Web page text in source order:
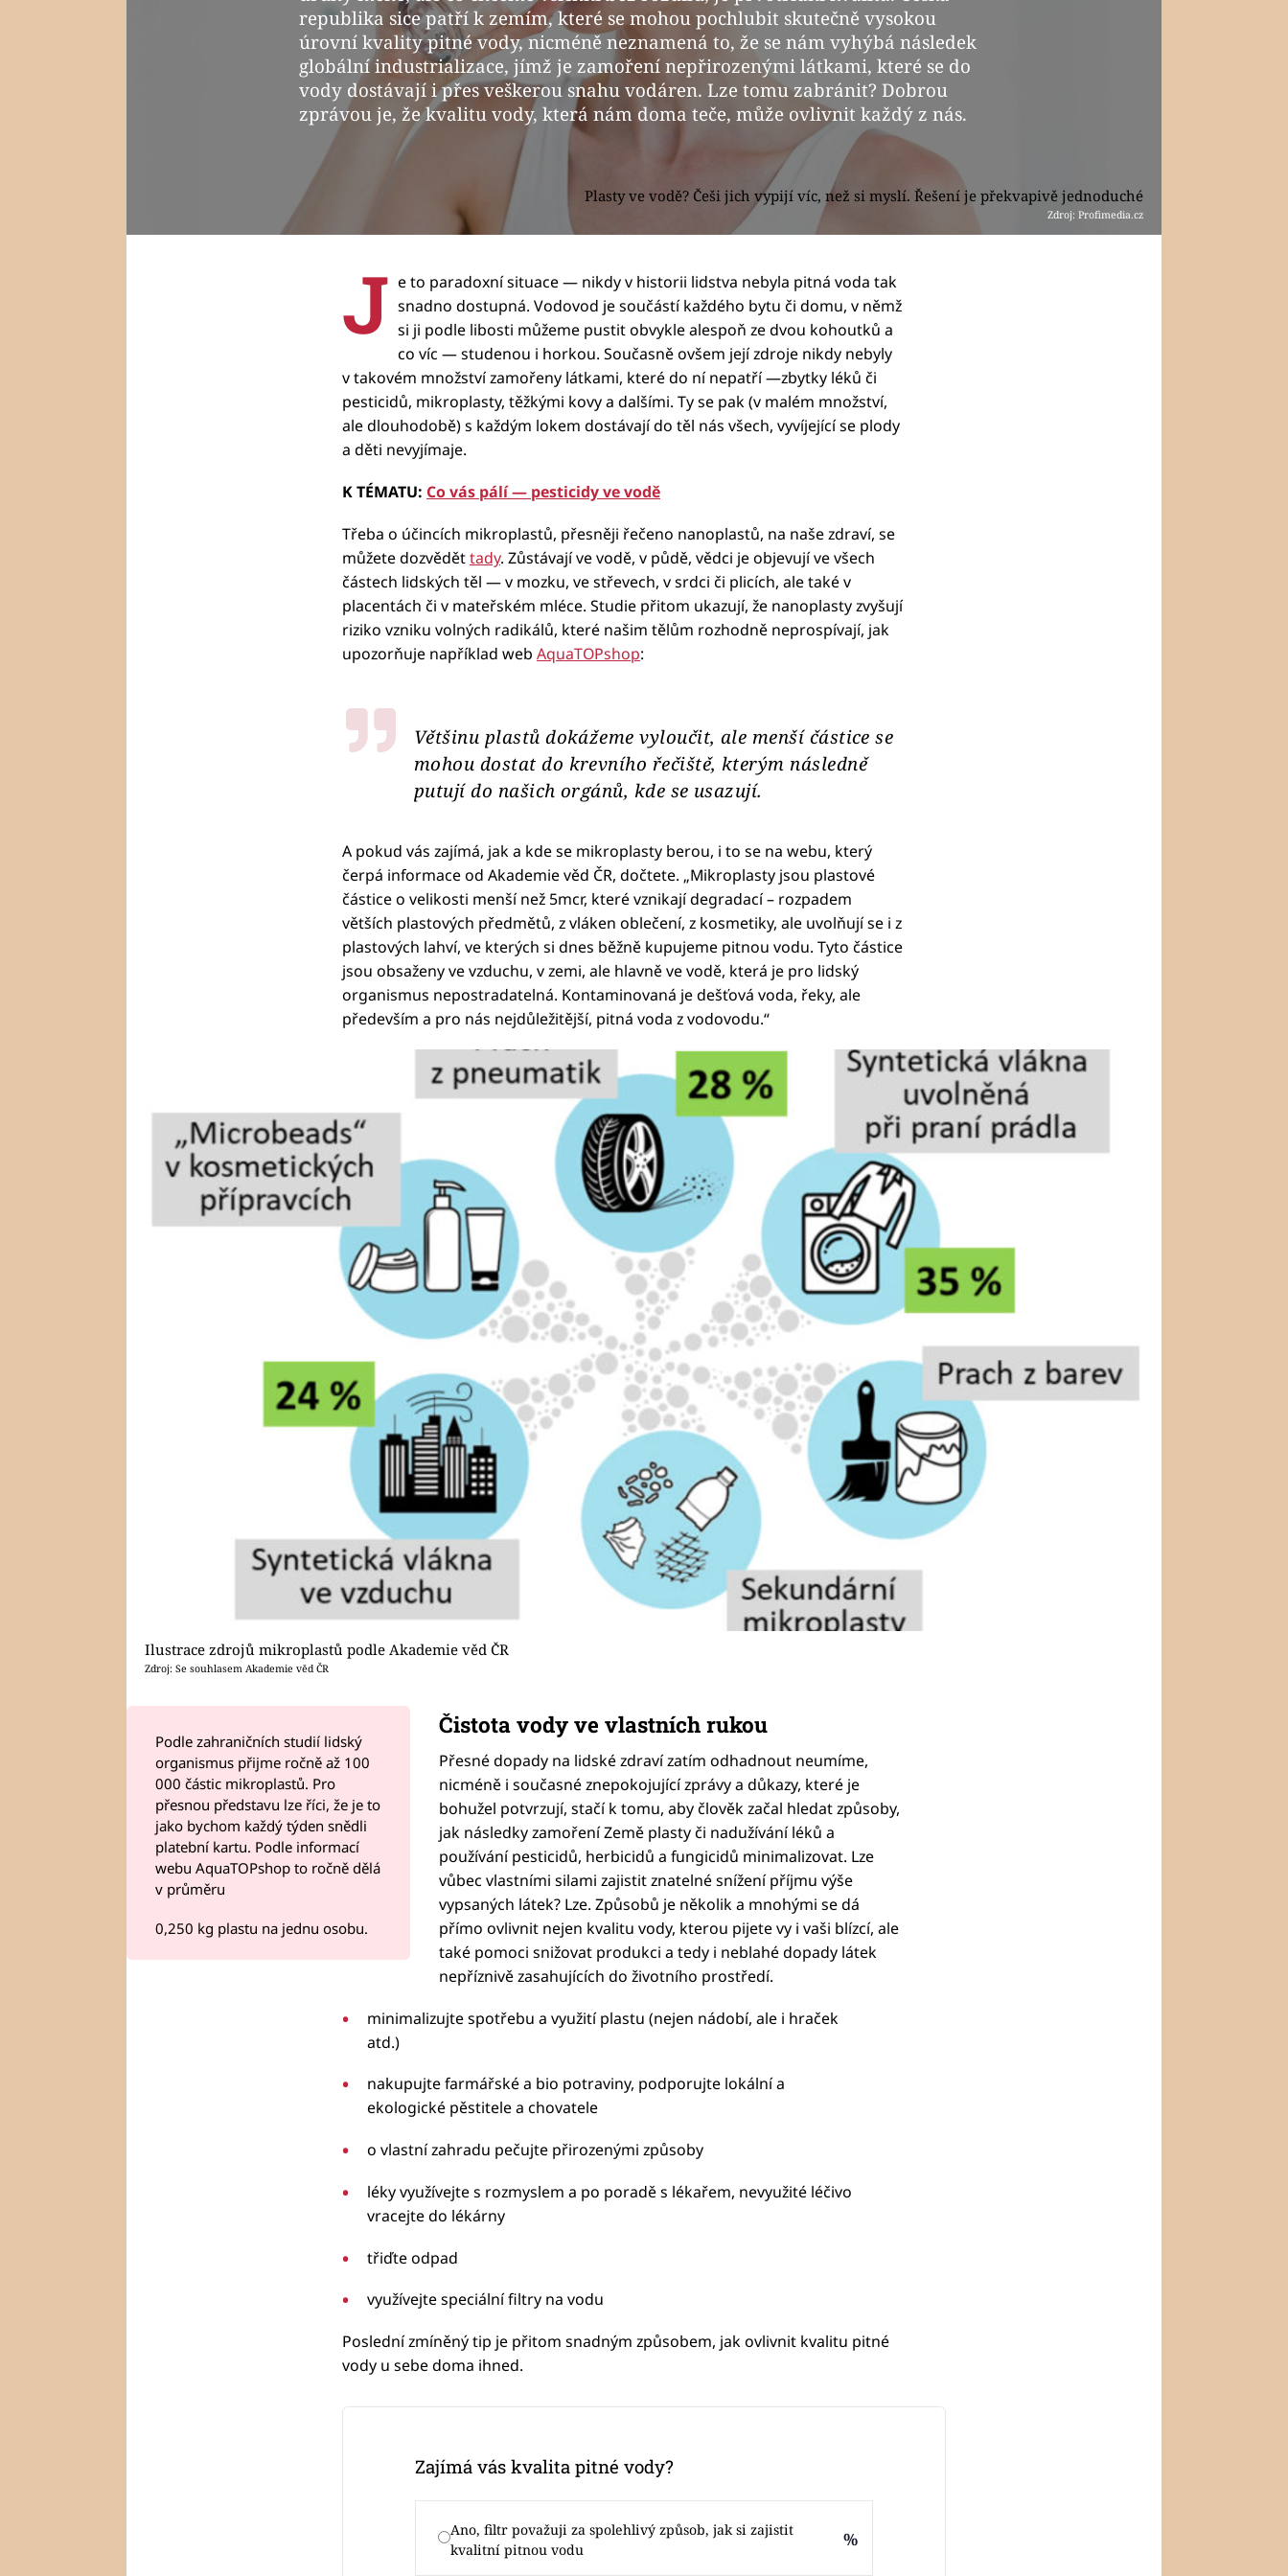
Plasty ve vodě? Češi jich vypijí víc, než si myslí. Řešení je překvapivě jednoduché
Zdroj: Profimedia.cz
republika sice patří k zemím, které se mohou pochlubit skutečně vysokou
úrovní kvality pitné vody, nicméně neznamená to, že se nám vyhýbá následek
globální industrializace, jímž je zamoření nepřirozenými látkami, které se do
vody dostávají i přes veškerou snahu vodáren. Lze tomu zabránit? Dobrou
zprávou je, že kvalitu vody, která nám doma teče, může ovlivnit každý z nás.
J e to paradoxní situace — nikdy v historii lidstva nebyla pitná voda tak
snadno dostupná. Vodovod je součástí každého bytu či domu, v němž
si ji podle libosti můžeme pustit obvykle alespoň ze dvou kohoutků a
co víc — studenou i horkou. Současně ovšem její zdroje nikdy nebyly
v takovém množství zamořeny látkami, které do ní nepatří —zbytky léků či
pesticidů, mikroplasty, těžkými kovy a dalšími. Ty se pak (v malém množství,
ale dlouhodobě) s každým lokem dostávají do těl nás všech, vyvíjející se plody
a děti nevyjímaje.
K TÉMATU: Co vás pálí — pesticidy ve vodě
Třeba o účincích mikroplastů, přesněji řečeno nanoplastů, na naše zdraví, se
můžete dozvěděttady. Zůstávají ve vodě, v půdě, vědci je objevují ve všech
částech lidských těl — v mozku, ve střevech, v srdci či plicích, ale také v
placentách či v mateřském mléce. Studie přitom ukazují, že nanoplasty zvyšují
riziko vzniku volných radikálů, které našim tělům rozhodně neprospívají, jak
upozorňuje například web AquaTOPshop:
Většinu plastů dokážeme vyloučit, ale menší částice se
mohou dostat do krevního řečiště, kterým následně
putují do našich orgánů, kde se usazují.
A pokud vás zajímá, jak a kde se mikroplasty berou, i to se na webu, který
čerpá informace od Akademie věd ČR, dočtete. „Mikroplasty jsou plastové
částice o velikosti menší než 5mcr, které vznikají degradací – rozpadem
větších plastových předmětů, z vláken oblečení, z kosmetiky, ale uvolňují se i z
plastových lahví, ve kterých si dnes běžně kupujeme pitnou vodu. Tyto částice
jsou obsaženy ve vzduchu, v zemi, ale hlavně ve vodě, která je pro lidský
organismus nepostradatelná. Kontaminovaná je dešťová voda, řeky, ale
především a pro nás nejdůležitější, pitná voda z vodovodu.“
Ilustrace zdrojů mikroplastů podle Akademie věd ČR
Zdroj: Se souhlasem Akademie věd ČR
Podle zahraničních studií lidský
organismus přijme ročně až 100
000 částic mikroplastů. Pro
přesnou představu lze říci, že je to
jako bychom každý týden snědli
platební kartu. Podle informací
webu AquaTOPshop to ročně dělá
v průměru
0,250 kg plastu na jednu osobu.
Čistota vody ve vlastních rukou
Přesné dopady na lidské zdraví zatím odhadnout neumíme,
nicméně i současné znepokojující zprávy a důkazy, které je
bohužel potvrzují, stačí k tomu, aby člověk začal hledat způsoby,
jak následky zamoření Země plasty či nadužívání léků a
používání pesticidů, herbicidů a fungicidů minimalizovat. Lze
vůbec vlastními silami zajistit znatelné snížení příjmu výše
vypsaných látek? Lze. Způsobů je několik a mnohými se dá
přímo ovlivnit nejen kvalitu vody, kterou pijete vy i vaši blízcí, ale
také pomoci snižovat produkci a tedy i neblahé dopady látek
nepříznivě zasahujících do životního prostředí.
minimalizujte spotřebu a využití plastu (nejen nádobí, ale i hraček
atd.)
nakupujte farmářské a bio potraviny, podporujte lokální a
ekologické pěstitele a chovatele
o vlastní zahradu pečujte přirozenými způsoby
léky využívejte s rozmyslem a po poradě s lékařem, nevyužité léčivo
vracejte do lékárny
třiďte odpad
využívejte speciální filtry na vodu
Poslední zmíněný tip je přitom snadným způsobem, jak ovlivnit kvalitu pitné
vody u sebe doma ihned.
Zajímá vás kvalita pitné vody?
Ano, filtr považuji za spolehlivý způsob, jak si zajistit
kvalitní pitnou vodu
%